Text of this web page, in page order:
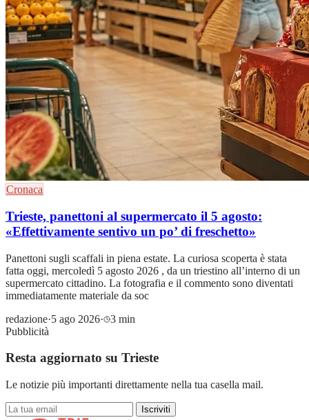
Cronaca
Trieste, panettoni al supermercato il 5 agosto:
«Effettivamente sentivo un po’ di freschetto»
Panettoni sugli scaffali in piena estate. La curiosa scoperta è stata
fatta oggi, mercoledì 5 agosto 2026 , da un triestino all’interno di un
supermercato cittadino. La fotografia e il commento sono diventati
immediatamente materiale da soc
redazione·5 ago 2026·
3 min
Pubblicità
Resta aggiornato su Trieste
Le notizie più importanti direttamente nella tua casella mail.
Iscriviti